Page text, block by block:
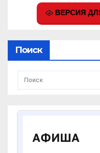
ВЕРСИЯ
Поиск